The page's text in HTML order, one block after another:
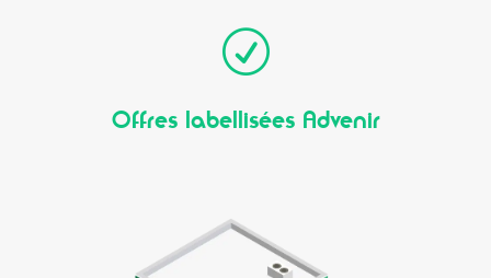
R
Offres labellisées Advenir